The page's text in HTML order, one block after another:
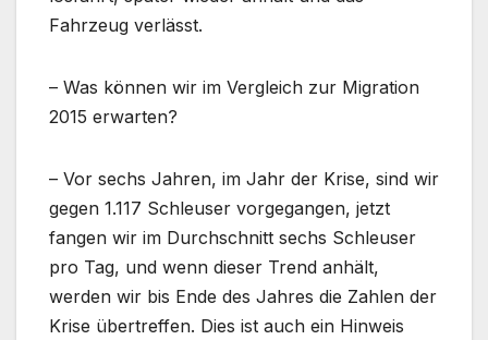
Fahrzeug verlässt.
– Was können wir im Vergleich zur Migration
2015 erwarten?
– Vor sechs Jahren, im Jahr der Krise, sind wir
gegen 1.117 Schleuser vorgegangen, jetzt
fangen wir im Durchschnitt sechs Schleuser
pro Tag, und wenn dieser Trend anhält,
werden wir bis Ende des Jahres die Zahlen der
Krise übertreffen. Dies ist auch ein Hinweis